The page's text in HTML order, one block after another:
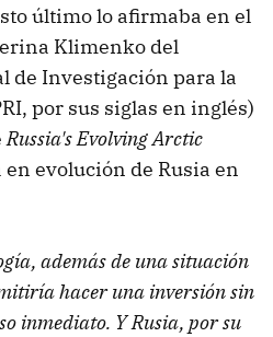
último lo afirmaba en el
Klimenko del
de Investigación para la
por sus siglas en inglés)
Russia's Evolving Arctic
evolución de Rusia en
además de una situación
hacer una inversión sin
inmediato. Y Rusia, por su